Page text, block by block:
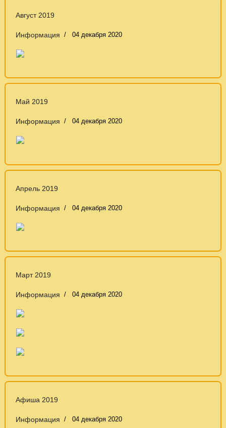
Август 2019
Информация 04 декабря 2020
Май 2019
Информация 04 декабря 2020
Апрель 2019
Информация 04 декабря 2020
Март 2019
Информация 04 декабря 2020
Афиша 2019
Информация 04 декабря 2020